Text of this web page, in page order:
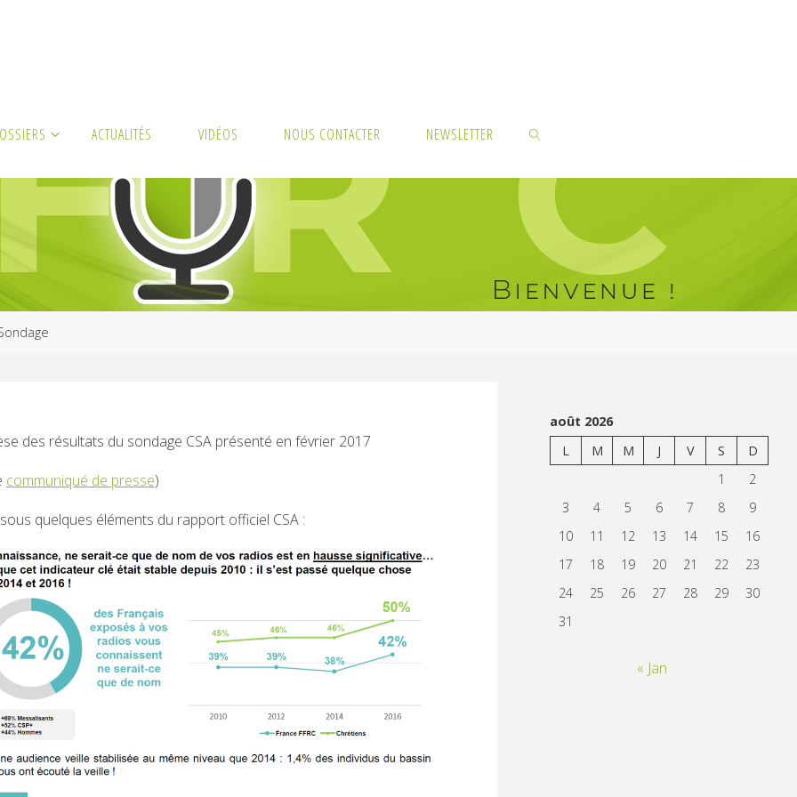
ACTUALITÉS VIDÉOS NOUS CONTACTER NEWSLETTER
SEARCH
des résultats du sondage CSA présenté en février 2017
communiqué de presse)
quelques éléments du rapport officiel CSA :
août 2026
L
M M J V S
D
1
2
3
4 5 6 7 8
9
10
11 12 13 14 15
16
17
18 19 20 21 22
23
24
25 26 27 28 29
30
31
« Jan